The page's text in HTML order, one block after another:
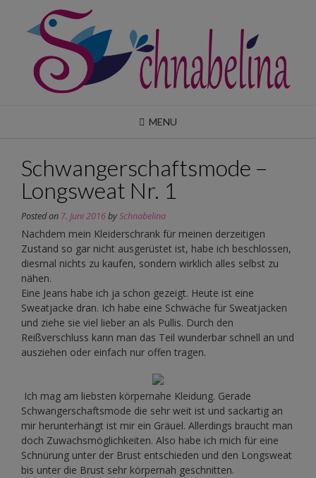
content
MENU
Schwangerschaftsmode –
Longsweat Nr. 1
Posted on 7. Juni 2016bySchnabelina
Nachdem mein Kleiderschrank für meinen derzeitigen
Zustand so gar nicht ausgerüstet ist, habe ich beschlossen,
diesmal nichts zu kaufen, sondern wirklich alles selbst zu
nähen.
Eine Jeans habe ich ja schon gezeigt. Heute ist eine
Sweatjacke dran. Ich habe eine Schwäche für Sweatjacken
und ziehe sie viel lieber an als Pullis. Durch den
Reißverschluss kann man das Teil wunderbar schnell an und
ausziehen oder einfach nur offen tragen.
Ich mag am liebsten körpernahe Kleidung. Gerade
Schwangerschaftsmode die sehr weit ist und sackartig an
mir herunterhängt ist mir ein Gräuel. Allerdings braucht man
doch Zuwachsmöglichkeiten. Also habe ich mich für eine
Schnürung unter der Brust entschieden und den Longsweat
bis unter die Brust sehr körpernah geschnitten.